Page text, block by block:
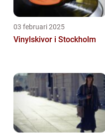
03 februari 2025
Vinylskivor i Stockholm